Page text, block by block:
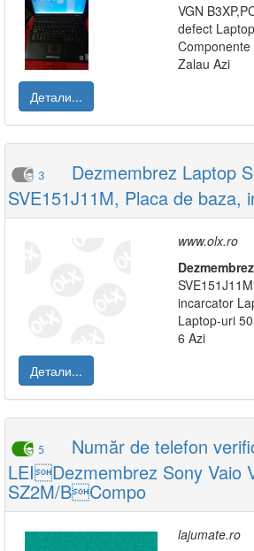
VGN
defect
Zalau Azi
Детали...
3
Dezmembrez Laptop
SVE151J11M, Placa de baza,
www.olx.ro
Dezmembrez
incarcator
Laptop-uri
6 Azi
Детали...
5
Număr de telefon
LEIDezmembrez Sony Vaio
SZ2M/BCompo
lajumate.ro